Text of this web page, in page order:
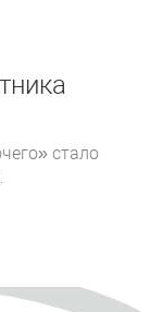
стало